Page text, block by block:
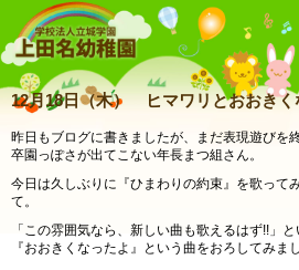
上田名(う
12月18日（木） ヒマワリとおおきく
昨日もブログに書きましたが、まだ表現遊びを
卒園っぽさが出てこない年長まつ組さん。
今日は久しぶりに『ひまわりの約束』を歌って
て。
「この雰囲気なら、新しい曲も歌えるはず!!」
『おおきくなったよ』という曲をおろしてみまし